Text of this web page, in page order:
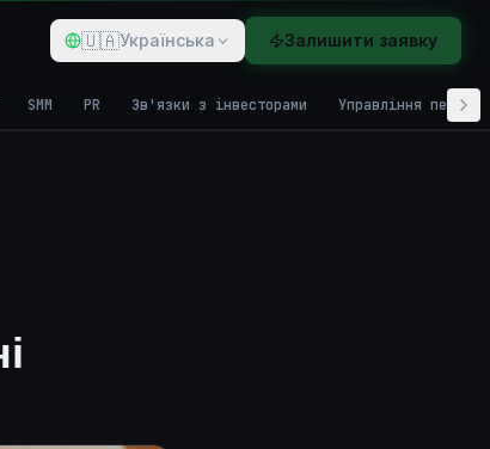
🇺🇦Українська Залишити заявку
SMM PR Зв'язки з інвесторами Управління